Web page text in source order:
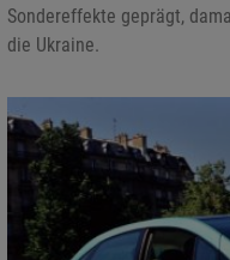
Sondereffekte geprägt,
die Ukraine.